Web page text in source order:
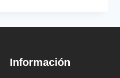
Información